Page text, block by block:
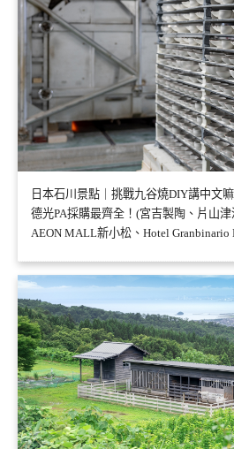
日本石川景點｜挑戰九谷燒DIY講中文
德光PA採購最齊全！(宮吉製陶、片山津
AEON MALL新小松、Hotel Granbinario